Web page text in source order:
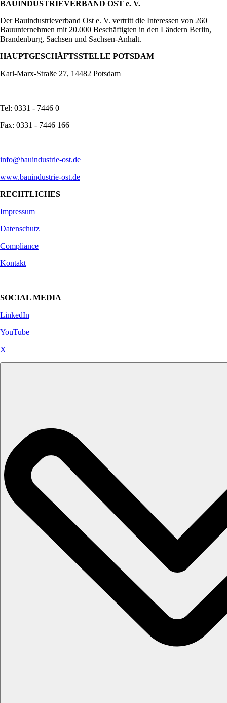
BAUINDUSTRIEVERBAND OST e. V.
Der Bauindustrieverband Ost e. V. vertritt die Interessen von 260
Bauunternehmen mit 20.000 Beschäftigten in den Ländern Berlin,
Brandenburg, Sachsen und Sachsen-Anhalt.
HAUPTGESCHÄFTSSTELLE POTSDAM
Karl-Marx-Straße 27, 14482 Potsdam
Tel: 0331 - 7446 0
Fax: 0331 - 7446 166
info@bauindustrie-ost.de
www.bauindustrie-ost.de
RECHTLICHES
Impressum
Datenschutz
Compliance
Kontakt
SOCIAL MEDIA
LinkedIn
YouTube
X